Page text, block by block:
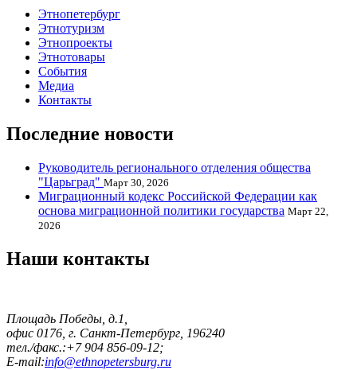
Этнопетербург
Этнотуризм
Этнопроекты
Этнотовары
События
Медиа
Контакты
Последние новости
Руководитель регионального отделения общества
"Царьград" Март 30, 2026
Миграционный кодекс Российской Федерации как
основа миграционной политики государства Март 22,
2026
Наши контакты
Площадь Победы, д.1,
офис 0176, г. Санкт-Петербург, 196240
тел./факс.:+7 904 856-09-12;
E-mail:info@ethnopetersburg.ru